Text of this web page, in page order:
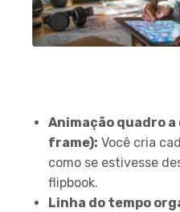
Animação quadro
frame): Você cria
como se estivesse
flipbook.
Linha do tempo